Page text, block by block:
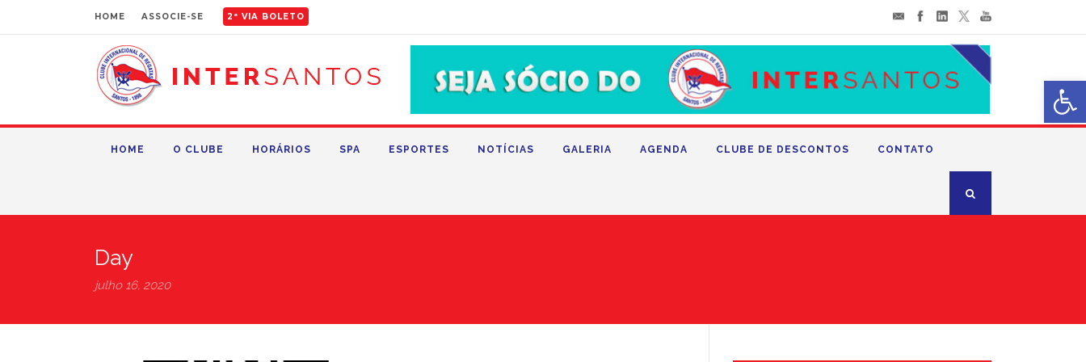
HOME ASSOCIE-SE 2ª VIA BOLETO
HOME O CLUBE HORÁRIOS SPA ESPORTES NOTÍCIAS GALERIA AGENDA CLUBE DE DESCONTOS CONTATO
Day
julho 16, 2020
Abrir